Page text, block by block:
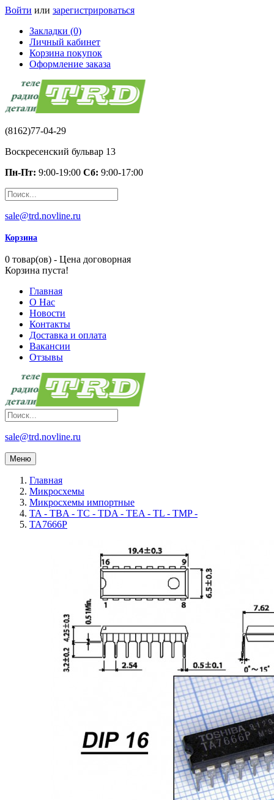
Войти или зарегистрироваться
Закладки (0)
Личный кабинет
Корзина покупок
Оформление заказа
(8162)77-04-29
Воскресенский бульвар 13
Пн-Пт: 9:00-19:00 Сб: 9:00-17:00
sale@trd.novline.ru
Корзина
0 товар(ов) - Цена договорная
Корзина пуста!
Главная
О Нас
Новости
Контакты
Доставка и оплата
Вакансии
Отзывы
sale@trd.novline.ru
Меню
Главная
Микросхемы
Микросхемы импортные
TA - TBA - TC - TDA - TEA - TL - TMP -
TA7666P